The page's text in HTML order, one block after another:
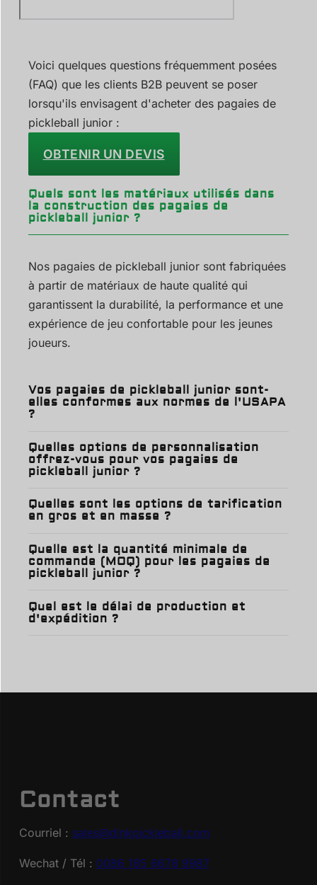
Voici quelques questions fréquemment posées
(FAQ) que les clients B2B peuvent se poser
lorsqu'ils envisagent d'acheter des pagaies de
pickleball junior :
OBTENIR UN DEVIS
Quels sont les matériaux utilisés dans
la construction des pagaies de
pickleball junior ?
Nos pagaies de pickleball junior sont fabriquées
à partir de matériaux de haute qualité qui
garantissent la durabilité, la performance et une
expérience de jeu confortable pour les jeunes
joueurs.
Vos pagaies de pickleball junior sont-
elles conformes aux normes de l'USAPA
?
Quelles options de personnalisation
offrez-vous pour vos pagaies de
pickleball junior ?
Quelles sont les options de tarification
en gros et en masse ?
Quelle est la quantité minimale de
commande (MOQ) pour les pagaies de
pickleball junior ?
Quel est le délai de production et
d'expédition ?
Contact
Courriel : sales@dinkpickleball.com
Wechat / Tél : 0086 185 6678 9987